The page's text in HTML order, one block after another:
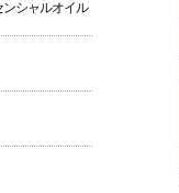
シャルオイル